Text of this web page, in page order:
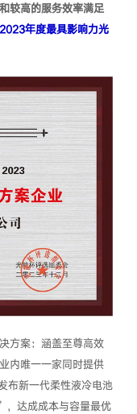
较高的服务效率满足
年度最具影响力光
方案：涵盖至尊高效
内唯一一家同时提供
布新一代柔性液冷电池
达成成本与容量最优